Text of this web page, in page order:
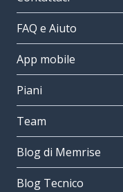
FAQ e Aiuto
App mobile
Piani
Team
Blog di Memrise
Blog Tecnico